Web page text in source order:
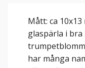
Mått: ca 10x13
glaspärla i bra
har många